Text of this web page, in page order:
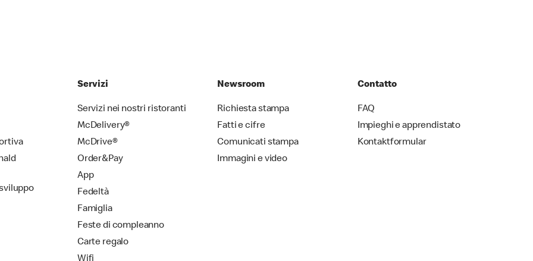
Servizi
Servizi nei nostri ristoranti
McDelivery®
McDrive®
Order&Pay
App
Fedeltà
Famiglia
Feste di compleanno
Carte regalo
Newsroom
Richiesta stampa
Fatti e cifre
Comunicati stampa
Immagini e video
Contatto
FAQ
Impieghi e apprendistato
Kontaktformular